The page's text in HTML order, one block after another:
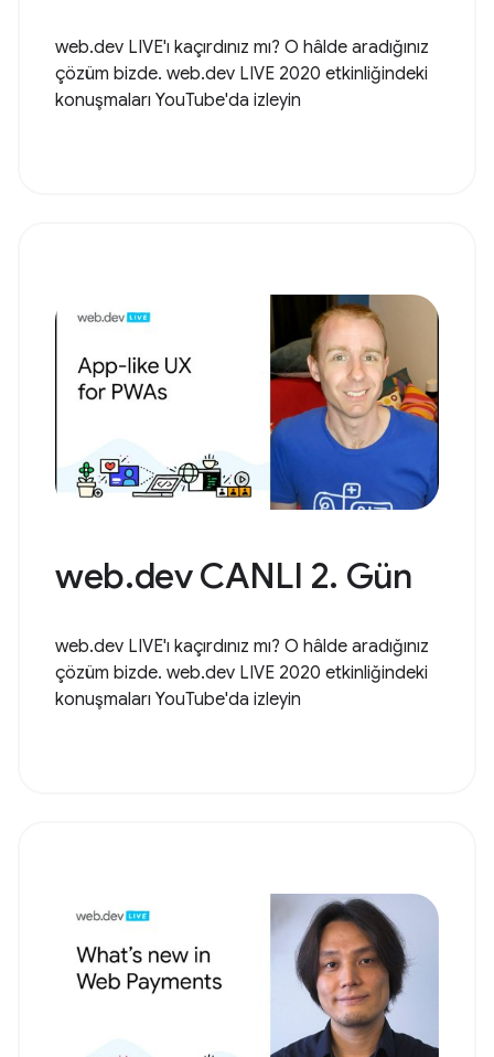
web.dev LIVE'ı kaçırdınız mı? O hâlde aradığınız
çözüm bizde. web.dev LIVE 2020 etkinliğindeki
konuşmaları YouTube'da izleyin
web.dev CANLI 2. Gün
web.dev LIVE'ı kaçırdınız mı? O hâlde aradığınız
çözüm bizde. web.dev LIVE 2020 etkinliğindeki
konuşmaları YouTube'da izleyin